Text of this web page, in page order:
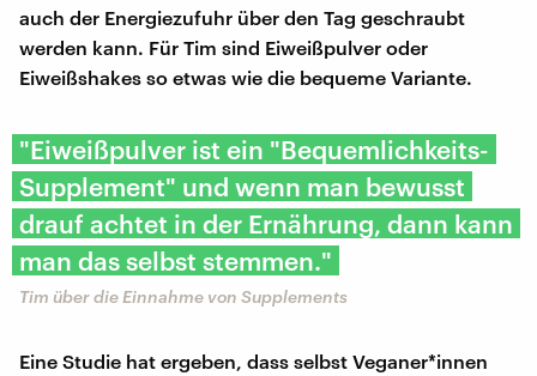
auch der Energiezufuhr über den Tag geschraubt
werden kann. Für Tim sind Eiweißpulver oder
Eiweißshakes so etwas wie die bequeme Variante.
"Eiweißpulver ist ein "Bequemlichkeits-
Supplement" und wenn man bewusst
drauf achtet in der Ernährung, dann kann
man das selbst stemmen."
Tim über die Einnahme von Supplements
Eine Studie hat ergeben, dass selbst Veganer*innen